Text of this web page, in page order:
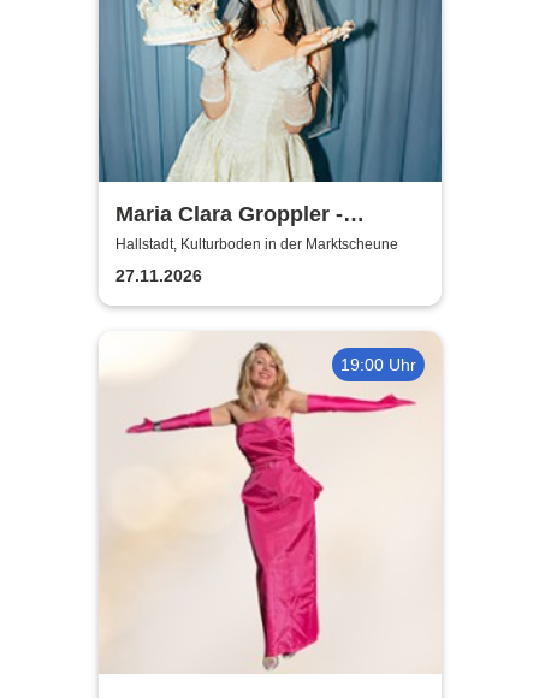
Maria Clara Groppler -
Ehefrau | 2026
Hallstadt, Kulturboden in der Marktscheune
27.11.2026
19:00 Uhr